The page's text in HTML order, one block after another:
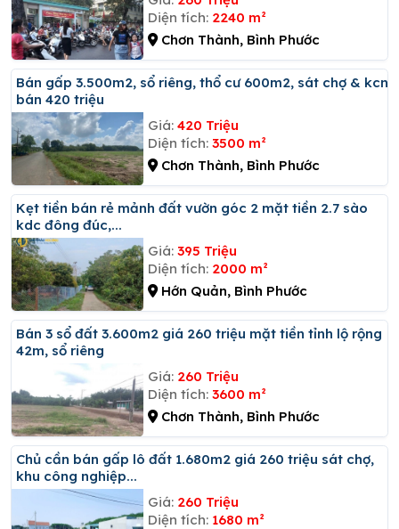
Diện tích: 2240 m²
Chơn Thành, Bình Phước
Bán gấp 3.500m2, sổ riêng, thổ cư 600m2, sát chợ & kcn
bán 420 triệu
Giá: 420 Triệu
Diện tích: 3500 m²
Chơn Thành, Bình Phước
Kẹt tiền bán rẻ mảnh đất vườn góc 2 mặt tiền 2.7 sào
kdc đông đúc,...
Giá: 395 Triệu
Diện tích: 2000 m²
Hớn Quản, Bình Phước
Bán 3 sổ đất 3.600m2 giá 260 triệu mặt tiền tỉnh lộ rộng
42m, sổ riêng
Giá: 260 Triệu
Diện tích: 3600 m²
Chơn Thành, Bình Phước
Chủ cần bán gấp lô đất 1.680m2 giá 260 triệu sát chợ,
khu công nghiệp...
Giá: 260 Triệu
Diện tích: 1680 m²